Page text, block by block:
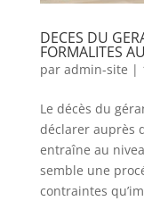
DECES DU
FORMALITES
par admin-site |
Le décès du
déclarer auprès
entraîne au
semble une
contraintes